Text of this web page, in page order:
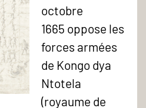
octobre
1665 oppose les
forces armées
de Kongo dya
Ntotela
(royaume de